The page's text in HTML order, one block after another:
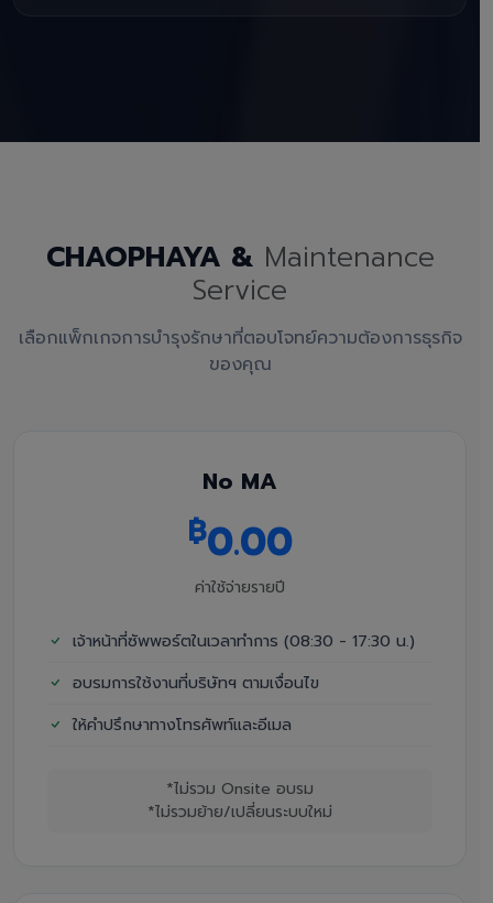
CHAOPHAYA & Maintenance
Service
เลือกแพ็กเกจการบำรุงรักษาที่ตอบโจทย์ความต้องการธุรกิจ
ของคุณ
No MA
฿0.00
ค่าใช้จ่ายรายปี
เจ้าหน้าที่ซัพพอร์ตในเวลาทำการ (08:30 - 17:30 น.)
อบรมการใช้งานที่บริษัทฯ ตามเงื่อนไข
ให้คำปรึกษาทางโทรศัพท์และอีเมล
*ไม่รวม Onsite อบรม
*ไม่รวมย้าย/เปลี่ยนระบบใหม่